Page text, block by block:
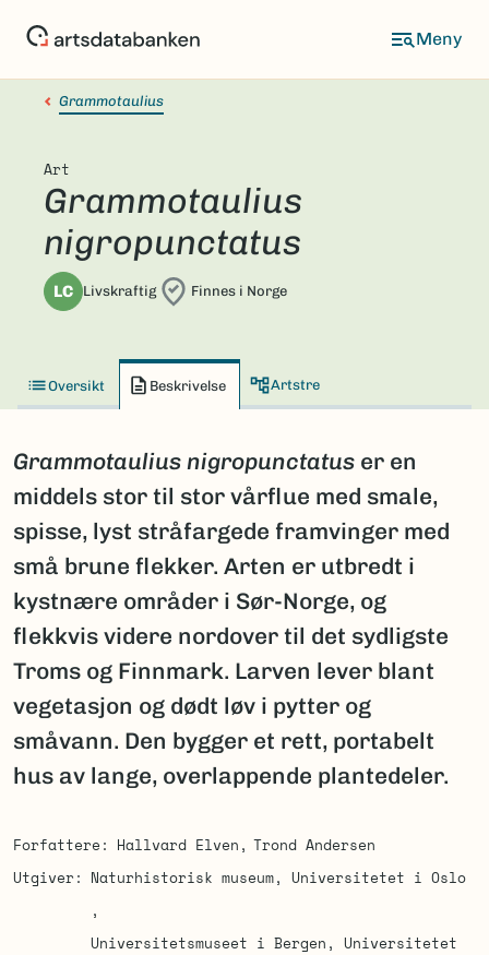
Grammotaulius
Art
Grammotaulius
nigropunctatus
LC Livskraftig Finnes i Norge
Oversikt Beskrivelse Artstre
Grammotaulius nigropunctatus er en
middels stor til stor vårflue med smale,
spisse, lyst stråfargede framvinger med
små brune flekker. Arten er utbredt i
kystnære områder i Sør-Norge, og
flekkvis videre nordover til det sydligste
Troms og Finnmark. Larven lever blant
vegetasjon og dødt løv i pytter og
småvann. Den bygger et rett, portabelt
hus av lange, overlappende plantedeler.
Forfattere Hallvard Elven
Trond Andersen
Utgiver
Naturhistorisk museum, Universitetet i Oslo
Universitetsmuseet i Bergen, Universitetet